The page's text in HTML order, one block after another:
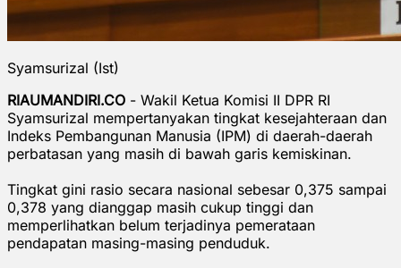
Syamsurizal (Ist)
RIAUMANDIRI.CO - Wakil Ketua Komisi II DPR RI
Syamsurizal mempertanyakan tingkat kesejahteraan dan
Indeks Pembangunan Manusia (IPM) di daerah-daerah
perbatasan yang masih di bawah garis kemiskinan.
Tingkat gini rasio secara nasional sebesar 0,375 sampai
0,378 yang dianggap masih cukup tinggi dan
memperlihatkan belum terjadinya pemerataan
pendapatan masing-masing penduduk.